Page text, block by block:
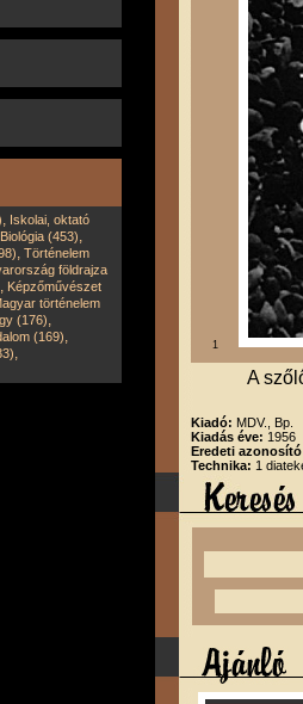
, Iskolai, oktató
Biológia (453),
, Történelem
földrajza
, Képzőművészet
történelem
(176),
(169),
, 1
A
Kiadó: MDV., Bp.
Kiadás éve: 1956
Eredeti
Technika: 1